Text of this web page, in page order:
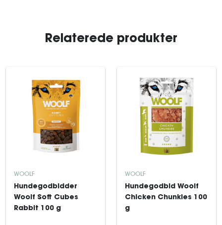
Relaterede produkter
WOOLF
Hundegodbidder
Woolf Soft Cubes
Rabbit 100 g
WOOLF
Hundegodbid Woolf
Chicken Chunkies 100
g